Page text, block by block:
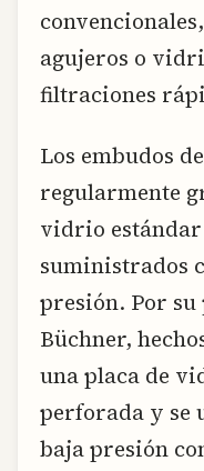
agujeros o
filtraciones
Los embudos
regularmente
vidrio estándar
suministrados
presión. Por su
Büchner,
una placa de
perforada y se
baja presión